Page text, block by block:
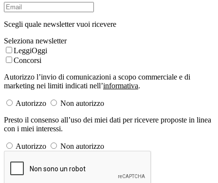
Scegli quale newsletter vuoi ricevere
Seleziona newsletter
LeggiOggi
Concorsi
Autorizzo l’invio di comunicazioni a scopo commerciale e di
marketing nei limiti indicati nell’informativa.
Autorizzo
Non autorizzo
Presto il consenso all’uso dei miei dati per ricevere proposte in linea
con i miei interessi.
Autorizzo Non autorizzo